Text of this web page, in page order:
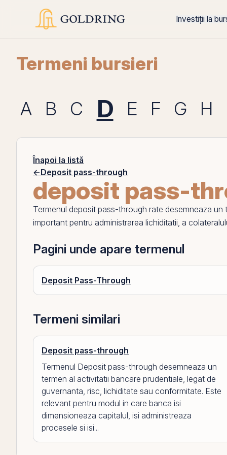
Investiții la
Termeni bursieri
A B C D E F G H
Înapoi la listă
←Deposit pass-through
deposit pass-
Termenul deposit pass-through rate desemneaza un
important pentru administrarea lichiditatii, a
Pagini unde apare termenul
Deposit Pass-Through
Termeni similari
Deposit pass-through
Termenul Deposit pass-through desemneaza un
termen al activitatii bancare prudentiale, legat de
guvernanta, risc, lichiditate sau conformitate. Este
relevant pentru modul in care banca isi
dimensioneaza capitalul, isi administreaza
procesele si isi...